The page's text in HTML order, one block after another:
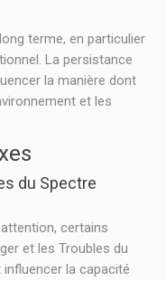
terme, en particulier
La persistance
la manière dont
et les
du Spectre
certains
et les Troubles du
la capacité